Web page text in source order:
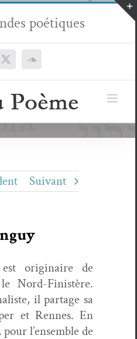
poétiques
X SoundCloud
Suivant
orig­i­naire de
Nord-Fin­istère.
il partage sa
et Rennes. En
l’ensemble de